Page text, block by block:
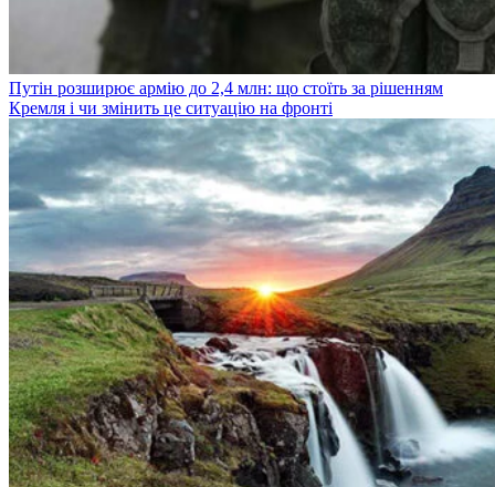
Путін розширює армію до 2,4 млн: що стоїть за рішенням
Кремля і чи змінить це ситуацію на фронті